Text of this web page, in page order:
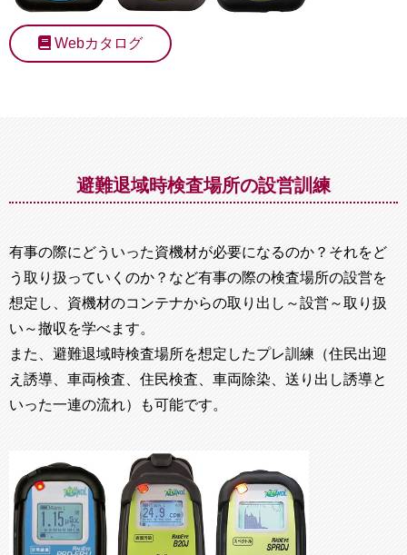
Webカタログ
避難退域時検査場所の設営訓練
有事の際にどういった資機材が必要になるのか？それをど
う取り扱っていくのか？など有事の際の検査場所の設営を
想定し、資機材のコンテナからの取り出し～設営～取り扱
い～撤収を学べます。
また、避難退域時検査場所を想定したプレ訓練（住民出迎
え誘導、車両検査、住民検査、車両除染、送り出し誘導と
いった一連の流れ）も可能です。